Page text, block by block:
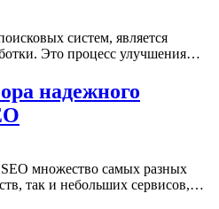
систем, является
Это процесс улучшения…
надежного
множество самых разных
так и небольших сервисов,…